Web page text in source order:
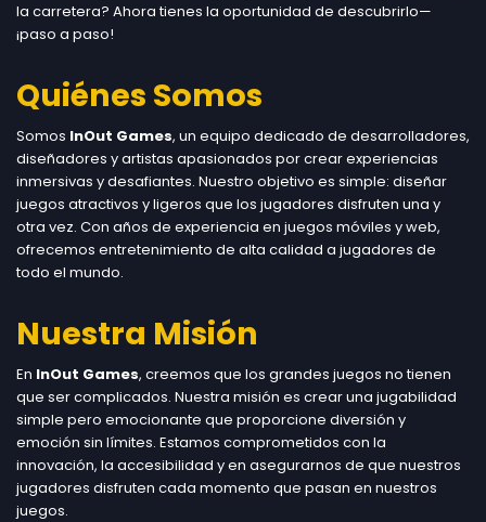
la carretera? Ahora tienes la oportunidad de descubrirlo—
¡paso a paso!
Quiénes Somos
Somos InOut Games, un equipo dedicado de desarrolladores,
diseñadores y artistas apasionados por crear experiencias
inmersivas y desafiantes. Nuestro objetivo es simple: diseñar
juegos atractivos y ligeros que los jugadores disfruten una y
otra vez. Con años de experiencia en juegos móviles y web,
ofrecemos entretenimiento de alta calidad a jugadores de
todo el mundo.
Nuestra Misión
En InOut Games, creemos que los grandes juegos no tienen
que ser complicados. Nuestra misión es crear una jugabilidad
simple pero emocionante que proporcione diversión y
emoción sin límites. Estamos comprometidos con la
innovación, la accesibilidad y en asegurarnos de que nuestros
jugadores disfruten cada momento que pasan en nuestros
juegos.